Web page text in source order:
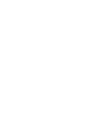
扩大菜单。聘请
引更多访客，并
您的业务。别忘